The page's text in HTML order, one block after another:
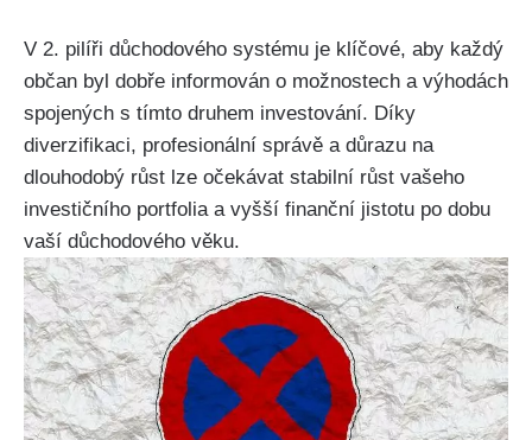
V 2. pilíři důchodového systému je klíčové, aby každý
občan byl dobře informován o možnostech a výhodách
spojených s tímto druhem investování. Díky
diverzifikaci, profesionální správě a důrazu na
dlouhodobý růst lze očekávat stabilní růst vašeho
investičního portfolia a vyšší finanční jistotu po dobu
vaší důchodového věku.